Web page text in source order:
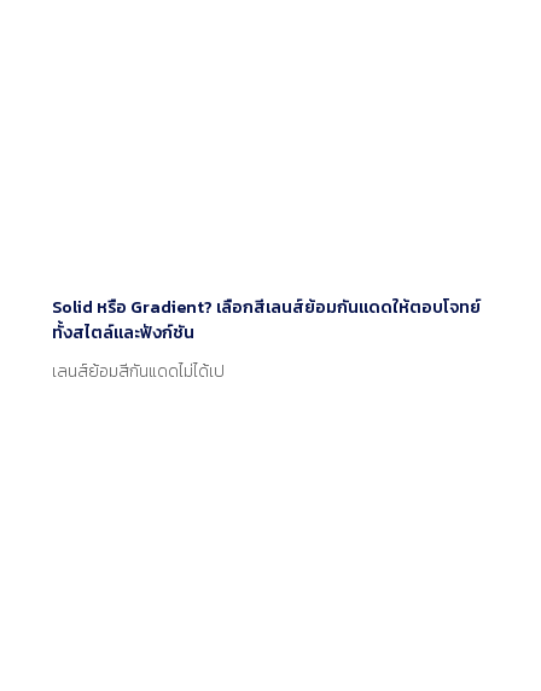
Solid หรือ Gradient? เลือกสีเลนส์ย้อมกันแดดให้ตอบโจทย์
ทั้งสไตล์และฟังก์ชัน
เลนส์ย้อมสีกันแดดไม่ได้เป